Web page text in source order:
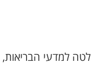
למדעי